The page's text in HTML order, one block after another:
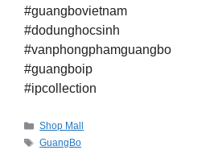
#guangbovietnam
#dodunghocsinh
#vanphongphamguangbo
#guangboip
#ipcollection
Categories
Shop Mall
Tags
GuangBo